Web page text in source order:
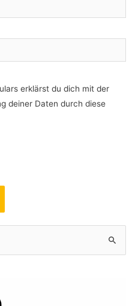
erklärst du dich mit der
deiner Daten durch diese